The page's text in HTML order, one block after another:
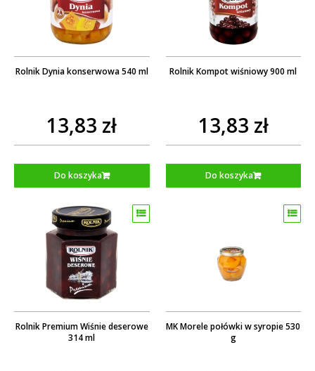
Rolnik Dynia konserwowa 540 ml
13,83 zł
Do koszyka
Rolnik Kompot wiśniowy 900 ml
13,83 zł
Do koszyka
Rolnik Premium Wiśnie deserowe
314 ml
MK Morele połówki w syropie 530
g